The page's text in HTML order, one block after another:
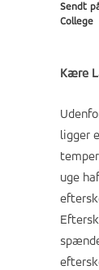
Sendt
College
Kære
ligger
uge